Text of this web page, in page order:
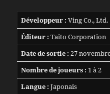
Développeur : Ving Co., Ltd.
Éditeur : Taito Corporation
Date de sortie : 27
Nombre de joueurs : 1 à 2
Langue : Japonais